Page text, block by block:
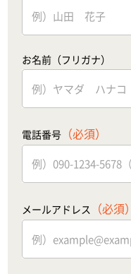
お名前（フリガナ）
電話番号 （必須）
メールアドレス （必須）